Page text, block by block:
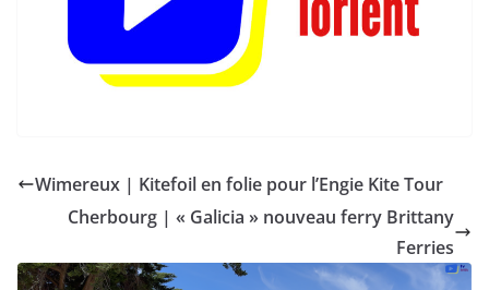
Wimereux | Kitefoil en folie pour l’Engie Kite Tour
Cherbourg | « Galicia » nouveau ferry Brittany
Ferries